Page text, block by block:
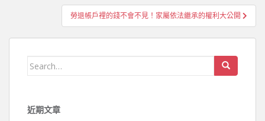
勞退帳戶裡的錢不會不見！家屬依法繼承的權利大公開
Search
近期文章